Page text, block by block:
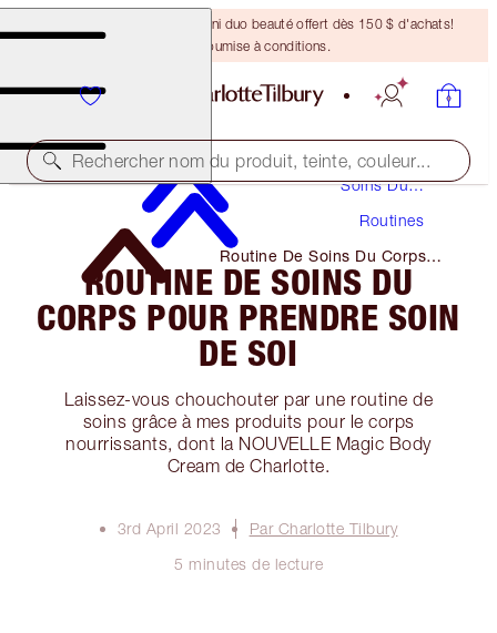
DERNIÈRE CHANCE ! Un mini duo beauté offert dès 150 $ d'achats!
Offre soumise à conditions.
Rechercher nom du produit, teinte, couleur...
Soins Du
Routines
Routine De Soins Du Corps
Pour Prendre Soin De Soi
ROUTINE DE SOINS DU
CORPS POUR PRENDRE SOIN
DE SOI
Laissez-vous chouchouter par une routine de
soins grâce à mes produits pour le corps
nourrissants, dont la NOUVELLE Magic Body
Cream de Charlotte.
3rd April 2023
Par Charlotte Tilbury
5 minutes de lecture